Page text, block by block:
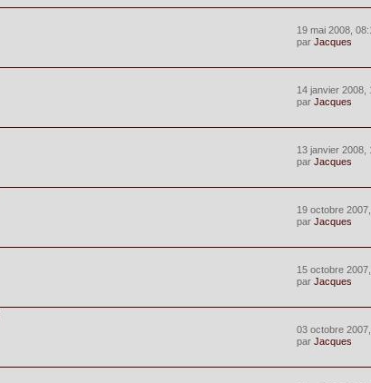
19 mai 2008,
parJacques
14 janvier 2008,
parJacques
13 janvier 2008,
parJacques
19 octobre
parJacques
15 octobre
parJacques
03 octobre
parJacques